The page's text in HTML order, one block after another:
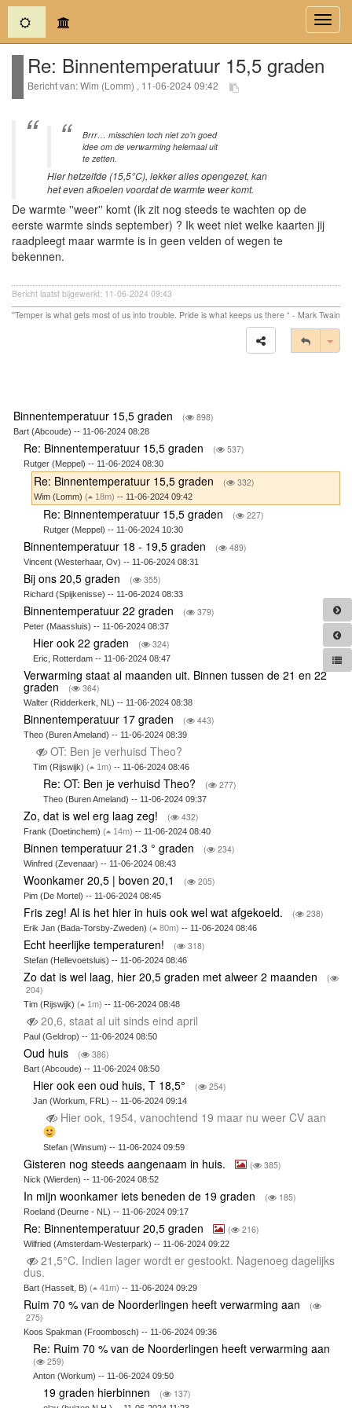
(current)
Re: Binnentemperatuur 15,5 graden
Bericht van: Wim (Lomm) , 11-06-2024 09:42
Brrr… misschien toch niet zo’n goed
idee om de verwarming helemaal uit
te zetten.
Hier hetzelfde (15,5°C), lekker alles opengezet, kan
het even afkoelen voordat de warmte weer komt.
De warmte ''weer'' komt (ik zit nog steeds te wachten op de
eerste warmte sinds september) ? Ik weet niet welke kaarten jij
raadpleegt maar warmte is in geen velden of wegen te
bekennen.
Bericht laatst bijgewerkt: 11-06-2024 09:43
''Temper is what gets most of us into trouble. Pride is what keeps us there “ - Mark Twain
Binnentemperatuur 15,5 graden ( 898)
Bart (Abcoude) -- 11-06-2024 08:28
Re: Binnentemperatuur 15,5 graden ( 537)
Rutger (Meppel) -- 11-06-2024 08:30
Re: Binnentemperatuur 15,5 graden ( 332)
Wim (Lomm)( 18m) -- 11-06-2024 09:42
Re: Binnentemperatuur 15,5 graden ( 227)
Rutger (Meppel) -- 11-06-2024 10:30
Binnentemperatuur 18 - 19,5 graden ( 489)
Vincent (Westerhaar, Ov) -- 11-06-2024 08:31
Bij ons 20,5 graden ( 355)
Richard (Spijkenisse) -- 11-06-2024 08:33
Binnentemperatuur 22 graden ( 379)
Peter (Maassluis) -- 11-06-2024 08:37
Hier ook 22 graden ( 324)
Eric, Rotterdam -- 11-06-2024 08:47
Verwarming staat al maanden uit. Binnen tussen de 21 en 22
graden ( 364)
Walter (Ridderkerk, NL) -- 11-06-2024 08:38
Binnentemperatuur 17 graden ( 443)
Theo (Buren Ameland) -- 11-06-2024 08:39
OT: Ben je verhuisd Theo?
Tim (Rijswijk)( 1m) -- 11-06-2024 08:46
Re: OT: Ben je verhuisd Theo? ( 277)
Theo (Buren Ameland) -- 11-06-2024 09:37
Zo, dat is wel erg laag zeg! ( 432)
Frank (Doetinchem) ( 14m) -- 11-06-2024 08:40
Binnen temperatuur 21.3 ° graden ( 234)
Winfred (Zevenaar) -- 11-06-2024 08:43
Woonkamer 20,5 | boven 20,1 ( 205)
Pim (De Mortel) -- 11-06-2024 08:45
Fris zeg! Al is het hier in huis ook wel wat afgekoeld. ( 238)
Erik Jan (Bada-Torsby-Zweden) ( 80m) -- 11-06-2024 08:46
Echt heerlijke temperaturen! ( 318)
Stefan (Hellevoetsluis) -- 11-06-2024 08:46
Zo dat is wel laag, hier 20,5 graden met alweer 2 maanden
(
204)
Tim (Rijswijk) ( 1m) -- 11-06-2024 08:48
20,6, staat al uit sinds eind april
Paul (Geldrop) -- 11-06-2024 08:50
Oud huis ( 386)
Bart (Abcoude) -- 11-06-2024 08:50
Hier ook een oud huis, T 18,5° ( 254)
Jan (Workum, FRL) -- 11-06-2024 09:14
Hier ook, 1954, vanochtend 19 maar nu weer CV aan
Stefan (Winsum) -- 11-06-2024 09:59
Gisteren nog steeds aangenaam in huis. ( 385)
Nick (Wierden) -- 11-06-2024 08:52
In mijn woonkamer iets beneden de 19 graden ( 185)
Roeland (Deurne - NL) -- 11-06-2024 09:17
Re: Binnentemperatuur 20,5 graden ( 216)
Wilfried (Amsterdam-Westerpark) -- 11-06-2024 09:22
21,5°C. Indien lager wordt er gestookt. Nagenoeg dagelijks
dus.
Bart (Hasselt, B) ( 41m) -- 11-06-2024 09:29
Ruim 70 % van de Noorderlingen heeft verwarming aan
(
275)
Koos Spakman (Froombosch) -- 11-06-2024 09:36
Re: Ruim 70 % van de Noorderlingen heeft verwarming aan
( 259)
Anton (Workum) -- 11-06-2024 09:50
19 graden hierbinnen ( 137)